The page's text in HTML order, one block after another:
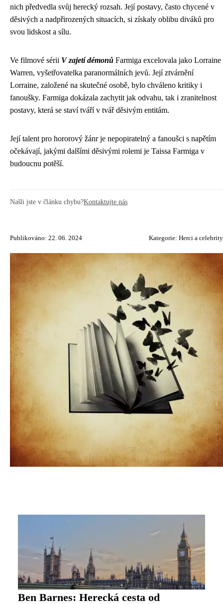
nich předvedla svůj herecký rozsah. Její postavy, často chycené v
děsivých a nadpřirozených situacích, si získaly oblibu diváků pro
svou lidskost a sílu.
Ve filmové sérii V zajetí démonů Farmiga excelovala jako Lorraine
Warren, vyšetřovatelka paranormálních jevů. Její ztvárnění
Lorraine, založené na skutečné osobě, bylo chváleno kritiky i
fanoušky. Farmiga dokázala zachytit jak odvahu, tak i zranitelnost
postavy, která se staví tváří v tvář děsivým entitám.
Její talent pro hororový žánr je nepopiratelný a fanoušci s napětím
očekávají, jakými dalšími děsivými rolemi je Taissa Farmiga v
budoucnu potěší.
Našli jste v článku chybu?Kontaktujte nás
Publikováno: 22. 06. 2024 Kategorie: Herci a celebrity
Ben Barnes: Herecká cesta od